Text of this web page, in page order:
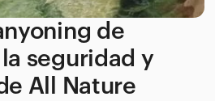
de
seguridad y
All Nature